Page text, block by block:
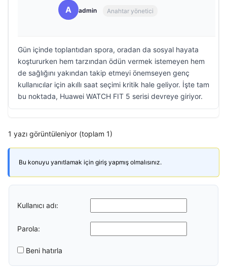
A admin Anahtar yönetici
Gün içinde toplantıdan spora, oradan da sosyal hayata
koştururken hem tarzından ödün vermek istemeyen hem
de sağlığını yakından takip etmeyi önemseyen genç
kullanıcılar için akıllı saat seçimi kritik hale geliyor. İşte tam
bu noktada, Huawei WATCH FIT 5 serisi devreye giriyor.
1 yazı görüntüleniyor (toplam 1)
Bu konuyu yanıtlamak için giriş yapmış olmalısınız.
Kullanıcı adı:
Parola:
Beni hatırla